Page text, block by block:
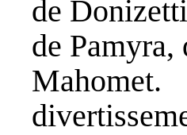
de
de Pamyra,